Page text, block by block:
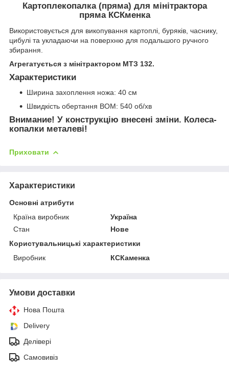
Картоплекопалка (пряма) для мінітрактора
пряма КСКменка
Використовується для викопування картоплі, буряків, часнику,
цибулі та укладаючи на поверхню для подальшого ручного
збирання.
Агрегатується з мінітрактором МТЗ 132.
Характеристики
Ширина захоплення ножа: 40 см
Швидкість обертання ВОМ: 540 об/хв
Внимание! У конструкцію внесені зміни. Колеса-
копалки металеві!
Приховати
Характеристики
Основні атрибути
Країна виробник
Україна
Стан
Нове
Користувальницькі характеристики
Виробник
КСКаменка
Умови доставки
Нова Пошта
Delivery
Делівері
Самовивіз